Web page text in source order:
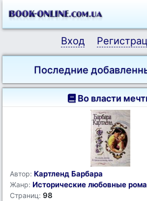
Вход
Последние
Во власти
Автор: Картленд Барбара
Жанр: Исторические любовные
Страниц: 98